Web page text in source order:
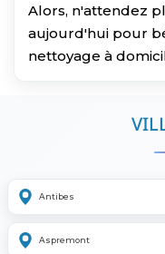
Alors, n'attendez
aujourd'hui pour
nettoyage à
Antibes
Aspremont